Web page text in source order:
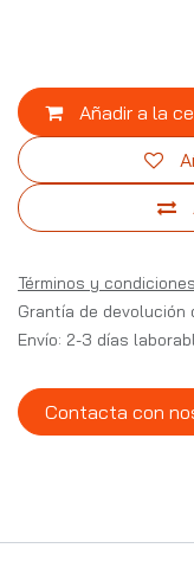
Añadir a la
Términos y condiciones
Grantía de devolución
Envío: 2-3 días
Contacta con